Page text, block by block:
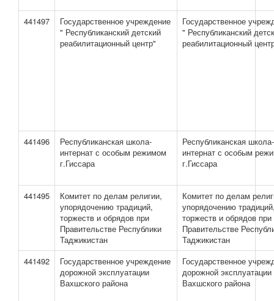
441497
Государственное учреждение
" Республиканский детский
реабилитационный центр"
Государственное
" Республиканский
реабилитационный
441496
Республиканская школа-
интернат с особым режимом
г.Гиссара
Республиканская школа-
интернат с особым
г.Гиссара
441495
Комитет по делам религии,
упорядочению традиций,
торжеств и обрядов при
Правительстве Республики
Таджикистан
Комитет по делам
упорядочению
торжеств и обрядов при
Правительстве
Таджикистан
441492
Государственное учреждение
дорожной эксплуатации
Вахшского района
Государственное
дорожной эксплуатации
Вахшского района